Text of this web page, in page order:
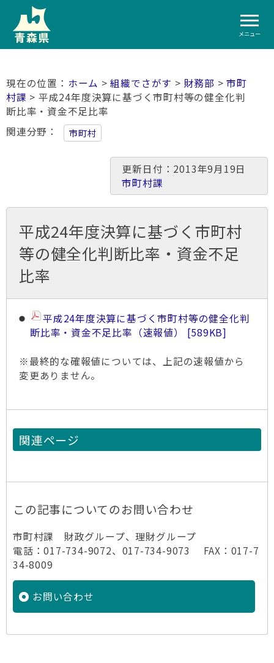
メニュー
ホーム >組織でさがす > 財務部 >市町
村課 > 平成24年度決算に基づく市町村等の健全化判
断比率・資金不足比率
関連分野
市町村
更新日付：2013年9月19日
市町村課
平成24年度決算に基づく市町村
等の健全化判断比率・資金不足
比率
平成24年度決算に基づく市町村等の健全化判
断比率・資金不足比率（速報値）
589KB
※最終的な確報値については、上記の速報値から
変更ありません。
関連ページ
この記事についてのお問い合わせ
市町村課 財政グループ、理財グループ
電話：017-734-9072、017-734-9073 FAX：017-7
34-8009
お問い合わせ